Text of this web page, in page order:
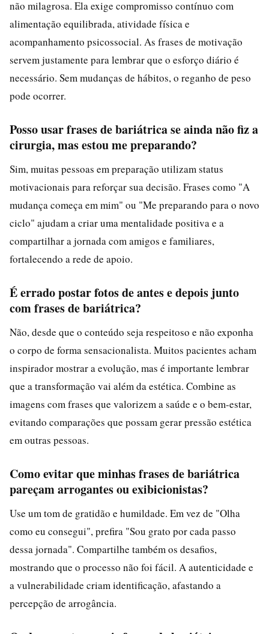
não milagrosa. Ela exige compromisso contínuo com
alimentação equilibrada, atividade física e
acompanhamento psicossocial. As frases de motivação
servem justamente para lembrar que o esforço diário é
necessário. Sem mudanças de hábitos, o reganho de peso
pode ocorrer.
Posso usar frases de bariátrica se ainda não fiz a
cirurgia, mas estou me preparando?
Sim, muitas pessoas em preparação utilizam status
motivacionais para reforçar sua decisão. Frases como "A
mudança começa em mim" ou "Me preparando para o novo
ciclo" ajudam a criar uma mentalidade positiva e a
compartilhar a jornada com amigos e familiares,
fortalecendo a rede de apoio.
É errado postar fotos de antes e depois junto
com frases de bariátrica?
Não, desde que o conteúdo seja respeitoso e não exponha
o corpo de forma sensacionalista. Muitos pacientes acham
inspirador mostrar a evolução, mas é importante lembrar
que a transformação vai além da estética. Combine as
imagens com frases que valorizem a saúde e o bem-estar,
evitando comparações que possam gerar pressão estética
em outras pessoas.
Como evitar que minhas frases de bariátrica
pareçam arrogantes ou exibicionistas?
Use um tom de gratidão e humildade. Em vez de "Olha
como eu consegui", prefira "Sou grato por cada passo
dessa jornada". Compartilhe também os desafios,
mostrando que o processo não foi fácil. A autenticidade e
a vulnerabilidade criam identificação, afastando a
percepção de arrogância.